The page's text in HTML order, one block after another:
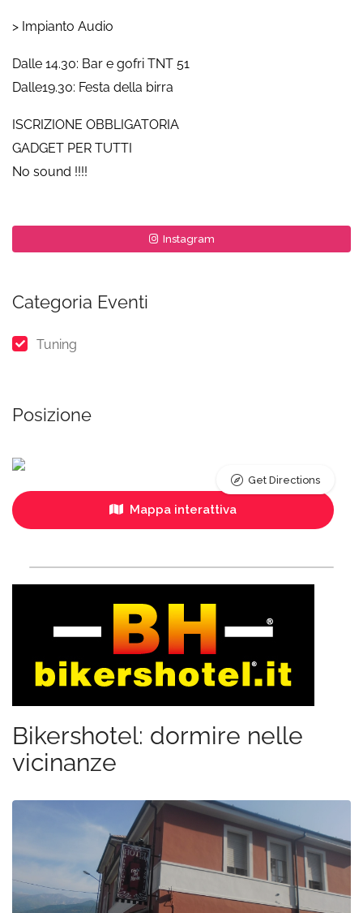
> Impianto Audio
Dalle 14.30: Bar e gofri TNT 51
Dalle19.30: Festa della birra
ISCRIZIONE OBBLIGATORIA
GADGET PER TUTTI
No sound !!!!
Instagram
Categoria Eventi
Tuning
Posizione
Mappa interattiva
Get Directions
Bikershotel: dormire nelle
vicinanze